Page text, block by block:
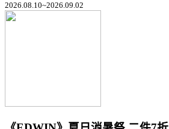
2026.08.10~2026.09.02